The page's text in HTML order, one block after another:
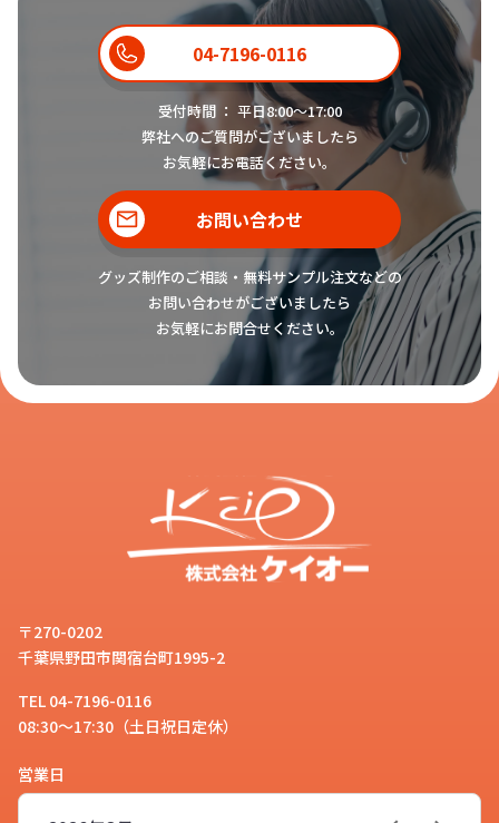
04-7196-0116
受付時間 ： 平日8:00〜17:00
弊社へのご質問がございましたら
お気軽にお電話ください。
お問い合わせ
グッズ制作のご相談・無料サンプル注文などの
お問い合わせがございましたら
お気軽にお問合せください。
〒270-0202
千葉県野田市関宿台町1995-2
TEL 04-7196-0116
08:30～17:30（土日祝日定休）
営業日